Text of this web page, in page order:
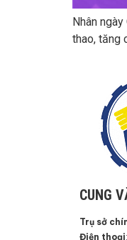
Nhân
thao, tăng
CUNG
Trụ sở
Điện thoại